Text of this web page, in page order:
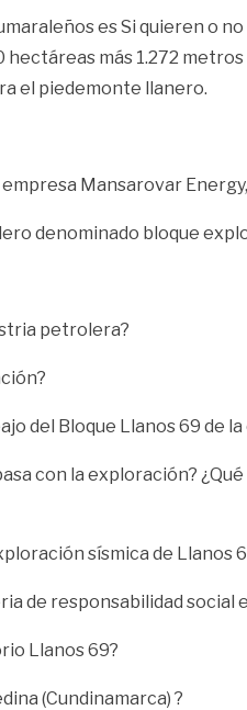
es Si quieren o
más 1.272
el piedemonte llanero.
Mansarovar
denominado bloque
petrolera?
del Bloque Llanos 69 de la
con la exploración?
sísmica de
de responsabilidad social
Llanos 69?
(Cundinamarca) ?